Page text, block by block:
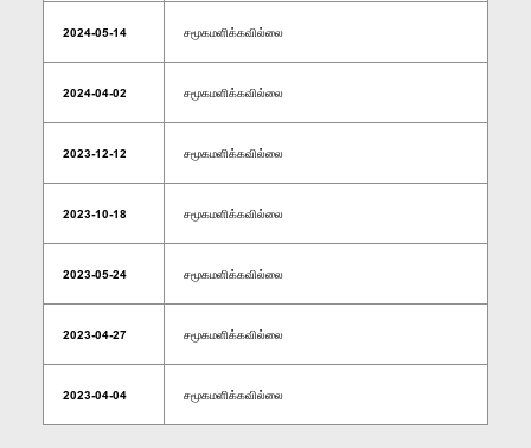
2024-05-14 சமூகமளிக்கவில்லை
2024-04-02 சமூகமளிக்கவில்லை
2023-12-12 சமூகமளிக்கவில்லை
2023-10-18 சமூகமளிக்கவில்லை
2023-05-24 சமூகமளிக்கவில்லை
2023-04-27 சமூகமளிக்கவில்லை
2023-04-04 சமூகமளிக்கவில்லை